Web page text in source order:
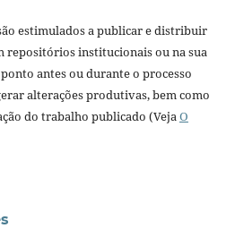
estimulados a publicar e distribuir
repositórios institucionais ou na sua
antes ou durante o processo
alterações produtivas, bem como
do trabalho publicado (VejaO